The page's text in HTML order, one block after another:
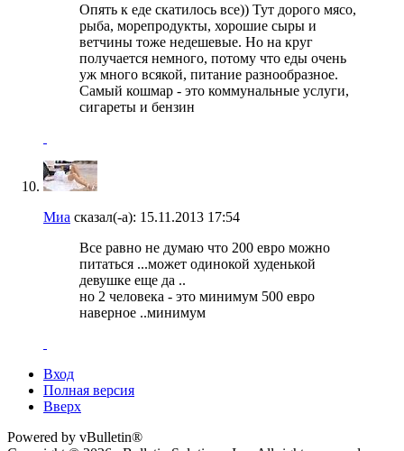
Опять к еде скатилось все)) Тут дорого мясо,
рыба, морепродукты, хорошие сыры и
ветчины тоже недешевые. Но на круг
получается немного, потому что еды очень
уж много всякой, питание разнообразное.
Самый кошмар - это коммунальные услуги,
сигареты и бензин
Миа сказал(-а): 15.11.2013 17:54
Все равно не думаю что 200 евро можно
питаться ...может одинокой худенькой
девушке еще да ..
но 2 человека - это минимум 500 евро
наверное ..минимум
Вход
Полная версия
Вверх
Powered by vBulletin®